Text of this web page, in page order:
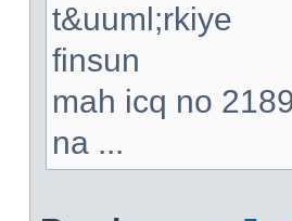
t&uuml;rkiye
finsun
mah icq no
na ...